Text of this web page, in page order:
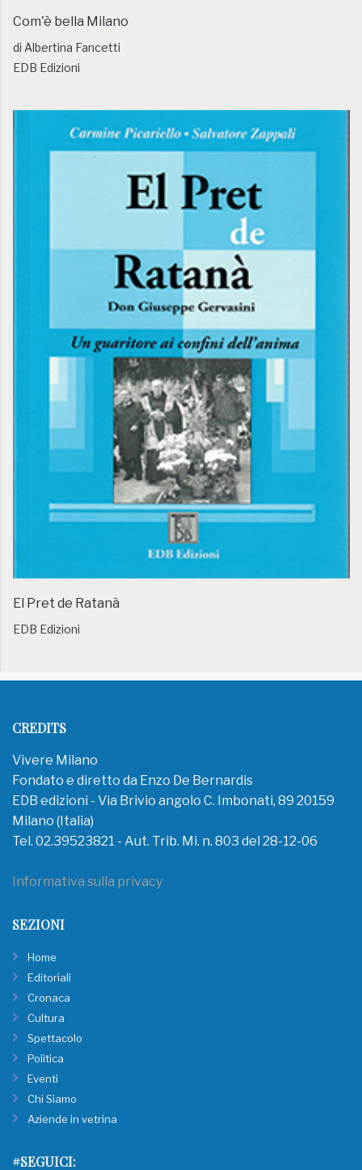
Com'è bella Milano
di Albertina Fancetti
EDB Edizioni
El Pret de Ratanà
EDB Edizioni
CREDITS
Vivere Milano
Fondato e diretto da Enzo De Bernardis
EDB edizioni - Via Brivio angolo C. Imbonati, 89 20159
Milano (Italia)
Tel. 02.39523821 - Aut. Trib. Mi. n. 803 del 28-12-06
Informativa sulla privacy
SEZIONI
Home
Editoriali
Cronaca
Cultura
Spettacolo
Politica
Eventi
Chi Siamo
Aziende in vetrina
#SEGUICI: